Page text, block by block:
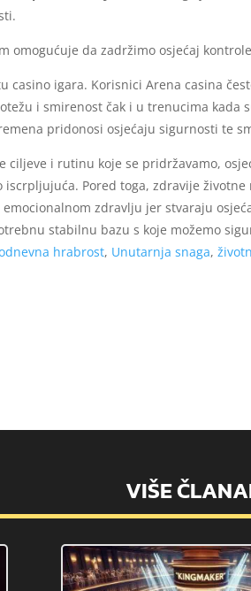
da zadržimo osjećaj
casino igara. Korisnici Arena casina
i smirenost čak i u trenucima
pridonosi osjećaju sigurnosti te
ciljeve i rutinu koje se pridržavamo,
Pored toga, zdravije
zdravlju jer stvaraju
stabilnu bazu s koje možemo
hrabrost, Unutarnja snaga,
VIŠE